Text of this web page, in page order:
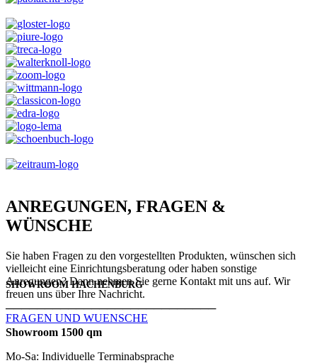
ANREGUNGEN, FRAGEN &
WÜNSCHE
Sie haben Fragen zu den vorgestellten Produkten, wünschen sich
vielleicht eine Einrichtungsberatung oder haben sonstige
Anregungen? Dann nehmen Sie gerne Kontakt mit uns auf. Wir
freuen uns über Ihre Nachricht.
FRAGEN UND WUENSCHE
SHOWROOM HACHENBURG
───────────────────────────
Showroom 1500 qm
Mo-Sa: Individuelle Terminabsprache